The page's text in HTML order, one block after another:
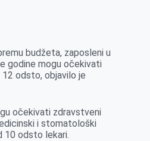
r
s
A
l
budžeta, zaposleni u
godine mogu očekivati
odsto, objavilo je
očekivati zdravstveni
i stomatološki
10 odsto lekari.